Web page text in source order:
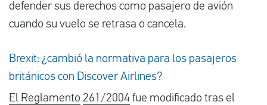
defender sus derechos como pasajero de avión
cuando su vuelo se retrasa o cancela.
Brexit: ¿cambió la normativa para los pasajeros
británicos con Discover Airlines?
El Reglamento 261/2004 fue modificado tras el